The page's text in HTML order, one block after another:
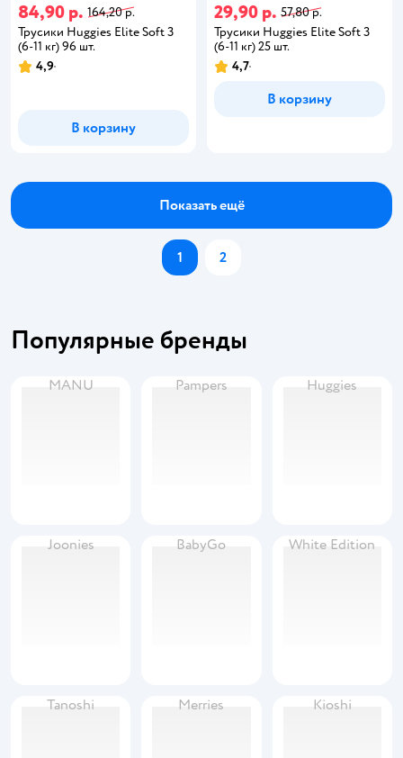
84,90 р. 164,20 р.
Трусики Huggies Elite Soft 3
(6-11 кг) 96 шт.
4,9
В корзину
29,90 р. 57,80 р.
Трусики Huggies Elite Soft 3
(6-11 кг) 25 шт.
4,7
В корзину
Показать ещё
1 2
Популярные бренды
MANU Pampers Huggies
Joonies BabyGo White Edition
Tanoshi Merries Kioshi